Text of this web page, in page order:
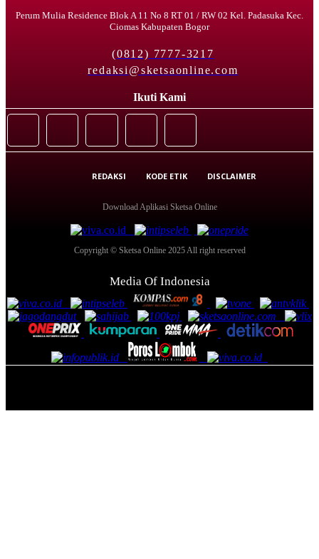
Perum Mulia Residence Blok A 11 No 8 RT 01 / RW 02 Kel. Padasuka Kec.
Ciomas Kabupaten Bogor
(0812) 7777-3217
redaksi@sketsaonline.com
Ikuti Kami
REDAKSI KODE ETIK DISCLAIMER
Download Aplikasi Sketsa Online
Copyright © Sketsa Online 2025 All right reserved
Media Of Indonesia